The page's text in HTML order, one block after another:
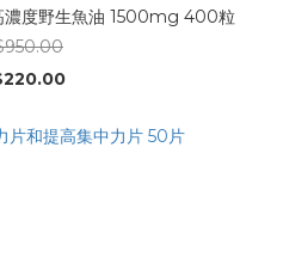
度野生魚油 1500mg 400粒